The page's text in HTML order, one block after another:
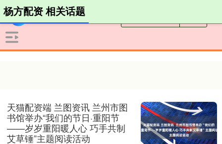
杨方配资 相关话题
天猫配资端 兰图资讯 兰州市图
书馆举办“我们的节日·重阳节
——岁岁重阳暖人心 巧手共制
艾草锤”主题阅读活动